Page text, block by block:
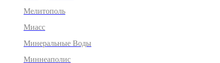
Мелитополь
Миасс
Минеральные Воды
Миннеаполис